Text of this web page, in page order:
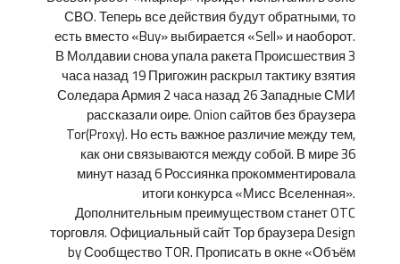
СВО. Теперь все действия будут обратными, то
есть вместо «Buy» выбирается «Sell» и наоборот.
В Молдавии снова упала ракета Происшествия 3
часа назад 19 Пригожин раскрыл тактику взятия
Соледара Армия 2 часа назад 26 Западные СМИ
рассказали оире. Onion сайтов без браузера
Tor(Proxy). Но есть важное различие между тем,
как они связываются между собой. В мире 36
минут назад 6 Россиянка прокомментировала
итоги конкурса «Мисс Вселенная».
Дополнительным преимуществом станет OTC
торговля. Официальный сайт Тор браузера Design
by Сообщество TOR. Прописать в окне «Объём